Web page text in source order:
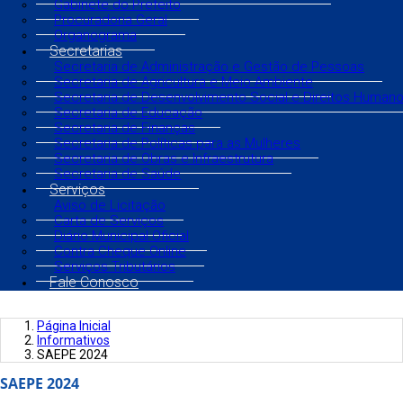
Gabinete do Prefeito
Procuradoria Geral
Organograma
Secretarias
Secretaria de Administração e Gestão de Pessoas
Secretaria de Agricultura e Meio Ambiente
Secretaria de Desenvolvimento Social e Direitos
Secretaria de Educação
Secretaria de Finanças
Secretaria de Políticas para as Mulheres
Secretaria de Obras e Infraestrutura
Secretaria de Saúde
Serviços
Aviso de Licitação
Carta de Serviços
Diário Municipal Oficial
Contra Cheque Online
Serviços Tributários
Fale Conosco
Página Inicial
Informativos
SAEPE 2024
SAEPE 2024